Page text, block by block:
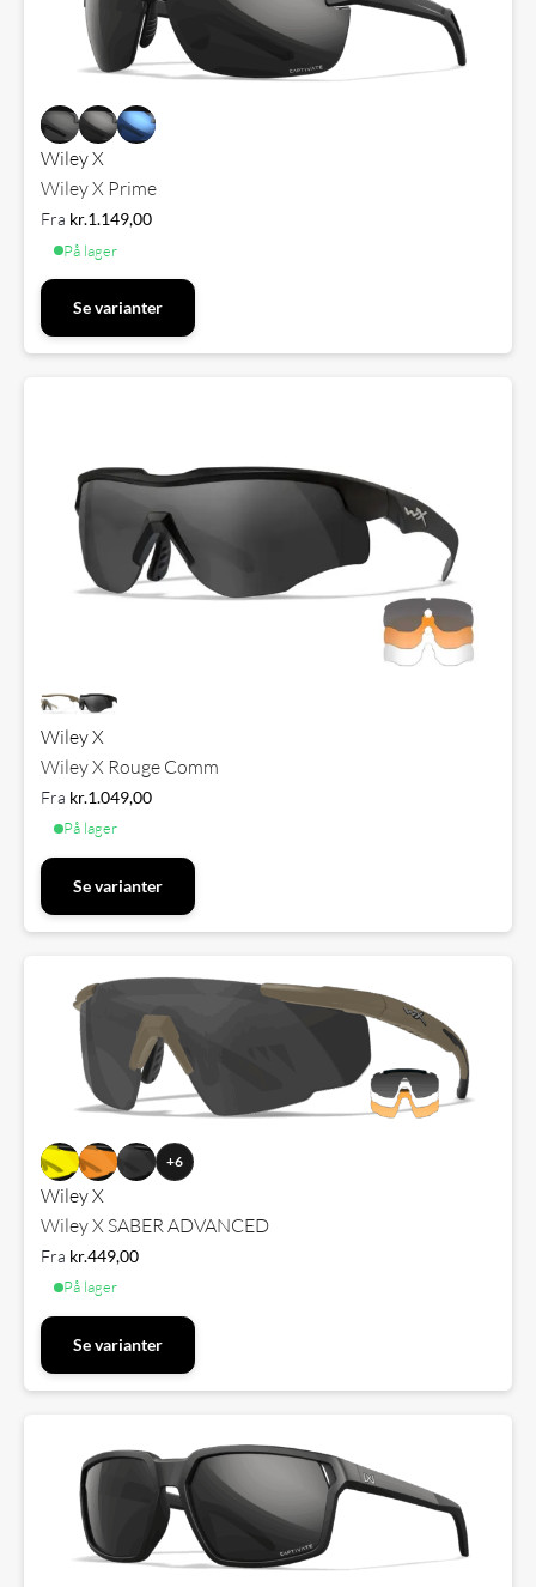
Wiley X
Wiley X Prime
Fra kr.1.149,00
På lager
Se varianter
Wiley X
Wiley X Rouge Comm
Fra kr.1.049,00
På lager
Se varianter
+6
Wiley X
Wiley X SABER ADVANCED
Fra kr.449,00
På lager
Se varianter